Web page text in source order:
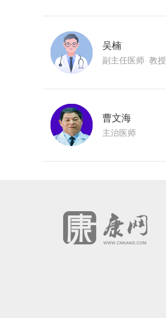
吴楠
副主任医师 教授
曹文海
主治医师